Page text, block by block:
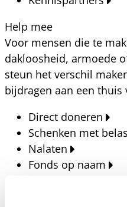
Help mee
Voor mensen die te
dakloosheid, armoede
steun het verschil
bijdragen aan een thuis
Direct doneren
Schenken met
Nalaten
Fonds op naam